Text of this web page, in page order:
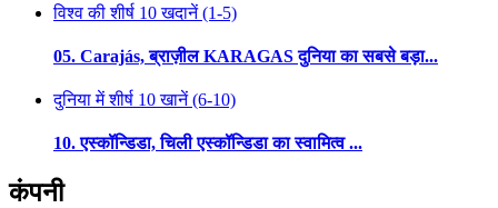
विश्व की शीर्ष 10 खदानें (1-5)
05. Carajás, ब्राज़ील KARAGAS दुनिया का सबसे बड़ा...
दुनिया में शीर्ष 10 खानें (6-10)
10. एस्कॉन्डिडा, चिली एस्कॉन्डिडा का स्वामित्व ...
कंपनी